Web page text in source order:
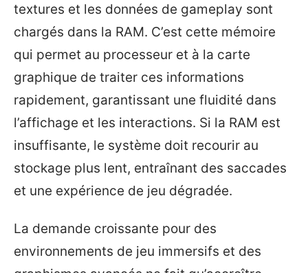
textures et les données de gameplay sont
chargés dans la RAM. C’est cette mémoire
qui permet au processeur et à la carte
graphique de traiter ces informations
rapidement, garantissant une fluidité dans
l’affichage et les interactions. Si la RAM est
insuffisante, le système doit recourir au
stockage plus lent, entraînant des saccades
et une expérience de jeu dégradée.
La demande croissante pour des
environnements de jeu immersifs et des